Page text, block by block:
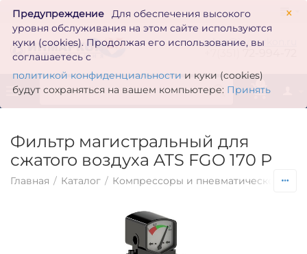
×
Предупреждение
Для обеспечения высокого
уровня обслуживания на этом сайте используются
куки (cookies). Продолжая его использование, вы
соглашаетесь с
политикой конфиденциальности и куки (cookies)
будут сохраняться на вашем компьютере: Принять
zakaz@inmarkon.ru
0
Фильтр магистральный для
сжатого воздуха ATS FGO 170 P
Главная / Каталог / Компрессоры и пневматическое